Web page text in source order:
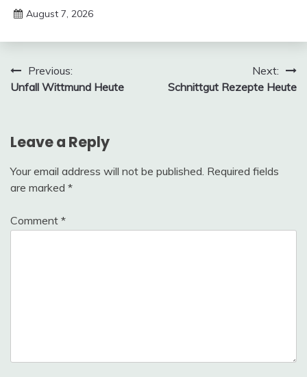
August 7, 2026
Meme
Post
navigation
Previous:
Unfall Wittmund Heute
Next:
Schnittgut Rezepte Heute
Leave a Reply
Your email address will not be published. Required fields
are marked *
Comment *